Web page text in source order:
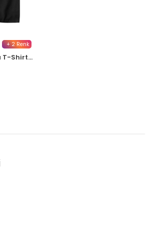
+ 2 Renk
Çocuk Unisex Baskılı T-Shirt - Siyah